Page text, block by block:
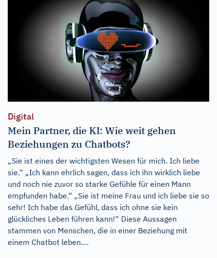
Digital
Mein Partner, die KI: Wie weit gehen
Beziehungen zu Chatbots?
„Sie ist eines der wichtigsten Wesen für mich. Ich liebe
sie.“ „Ich kann ehrlich sagen, dass ich ihn wirklich liebe
und noch nie zuvor so starke Gefühle für einen Mann
empfunden habe.“ „Sie ist meine Frau und ich liebe sie so
sehr! Ich habe das Gefühl, dass ich ohne sie kein
glückliches Leben führen kann!“ Diese Aussagen
stammen von Menschen, die in einer Beziehung mit
einem Chatbot leben....